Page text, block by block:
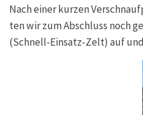
Nach einer kur­zen
ten wir zum Abschluss noch
(Schnell-Ein­satz-Zelt) auf